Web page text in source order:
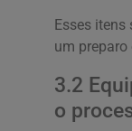
Esses
um preparo
3.2
o